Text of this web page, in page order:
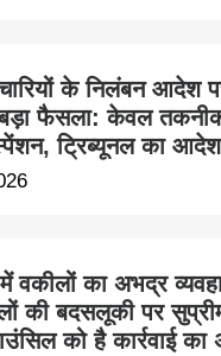
के निलंबन आदेश
बड़ा फैसला: केवल
ट्रिब्यूनल का
वकीलों का अभद्र
की बदसलूकी पर
को है कार्रवाई का